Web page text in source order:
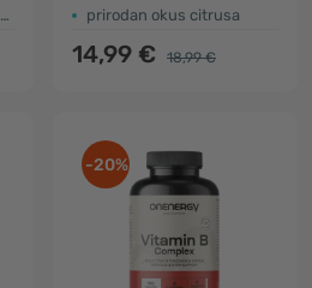
prirodan okus citrusa
14,99 € 18,99 €
-20%